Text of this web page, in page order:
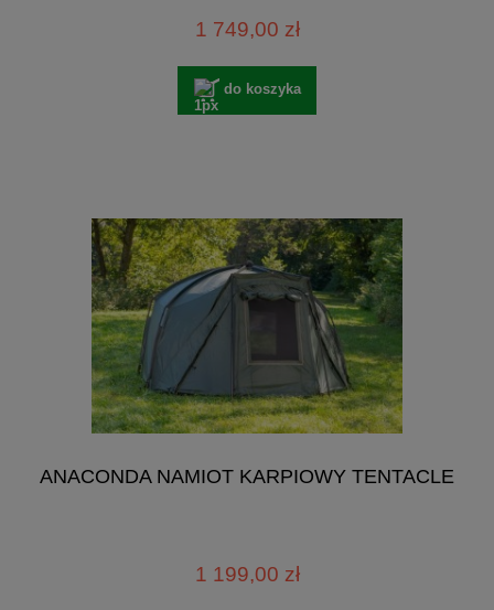
1 749,00 zł
do koszyka
ANACONDA NAMIOT KARPIOWY TENTACLE
1 199,00 zł